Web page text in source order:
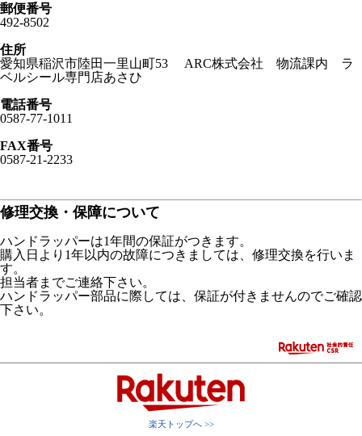
郵便番号
492-8502
住所
愛知県稲沢市陸田一里山町53 ARC株式会社 物流課内 ラ
ベルシール専門店あさひ
電話番号
0587-77-1011
FAX番号
0587-21-2233
修理交換・保障について
ハンドラッパーは1年間の保証がつきます。
購入日より1年以内の故障につきましては、修理交換を行いま
す。
担当者までご連絡下さい。
ハンドラッパー部品に際しては、保証が付きませんのでご確認
下さい。
楽天トップへ >>